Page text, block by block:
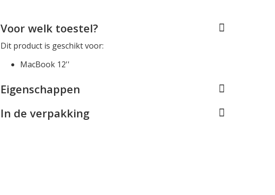
Voor welk toestel?
Dit product is geschikt voor:
MacBook 12''
Eigenschappen
In de verpakking